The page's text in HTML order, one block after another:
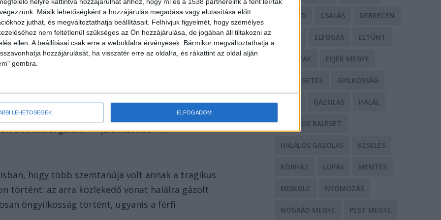
Másik lehetőségként a hozzájárulás megadása vagy elutasítása előtt
juthat, és megváltoztathatja beállításait. Felhívjuk figyelmét, hogy személyes
nem feltétlenül szükséges az Ön hozzájárulása, de jogában áll tiltakozni az
ellen. A beállításai csak erre a weboldalra érvényesek. Bármikor megváltoztathatja a
hozzájárulását, ha visszatér erre az oldalra, és rákattint az oldal alján
gombra.
LEHETŐSÉGEK ELFOGADOM
es vonatok nagyrésze nem közlekedik, helyettük
állomáson és megállóhelyen megállnak. A
a veresegyházi vonalon közlekedő
a vonatforgalom – írja a Mávinform.
hogy több szemtanúja volt annak a tragikus
történt: az arra közlekedő vonat halálra gázolt
öngyilkosság történt, ugyanis a férfi
CSALÁD CSALÁS DEBRECEN
ELFOGÁS ELTŰNT
ERŐSZAK FEJÉR MEGYE
FENYEGETÉS GYILKOSSÁG
GÁZOLÁS HALÁL
HALÁLOS BALESET
HALÁLOS GÁZOLÁS KÉSELÉS
KÓRHÁZ LOPÁS MENTÉS
MISKOLC NYOMOZÁS
NÓGRÁD MEGYE PEST MEGYE